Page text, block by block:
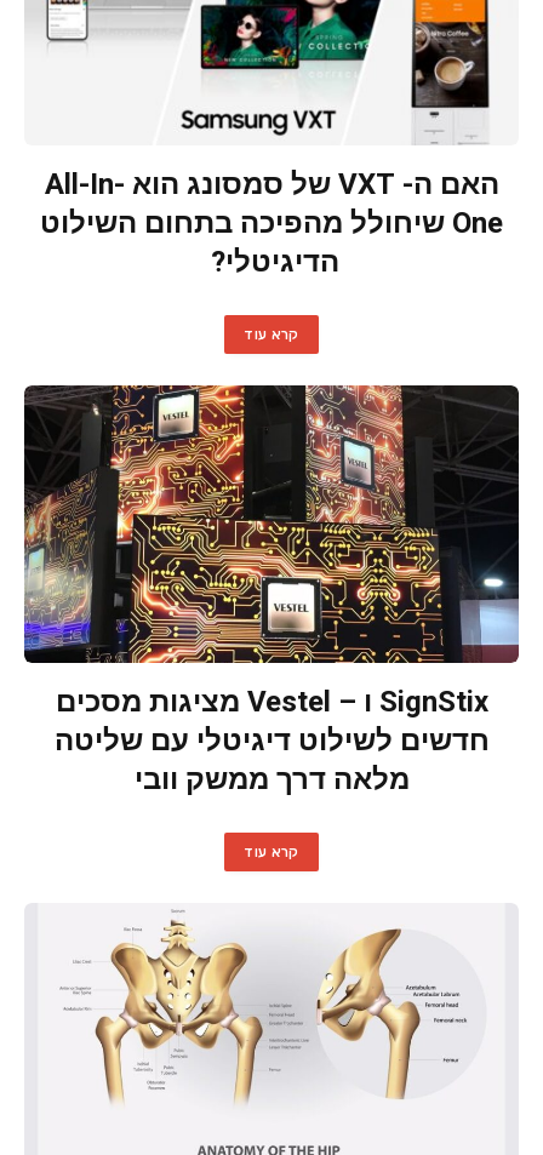
האם ה- VXT של סמסונג הוא All-In-
One שיחולל מהפיכה בתחום השילוט
הדיגיטלי?
קרא עוד
SignStix ו – Vestel מציגות מסכים
חדשים לשילוט דיגיטלי עם שליטה
מלאה דרך ממשק וובי
קרא עוד